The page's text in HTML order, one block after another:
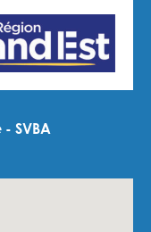
SVBA